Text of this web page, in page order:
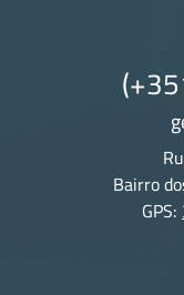
Bairro
GPS: